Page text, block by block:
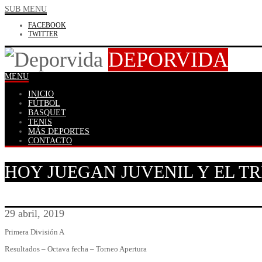
SUB MENU
FACEBOOK
TWITTER
DEPORVIDA
MENU
INICIO
FÚTBOL
BASQUET
TENIS
MÁS DEPORTES
CONTACTO
HOY JUEGAN JUVENIL Y EL
29 abril, 2019
Primera División A
Resultados – Octava fecha – Torneo Apertura